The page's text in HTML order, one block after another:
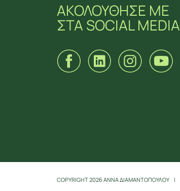
ΑΚΟΛΟΥΘΗΣΕ ΜΕ
ΣΤΑ SOCIAL MEDIA
COPYRIGHT 2026 ΑΝΝΑ ΔΙΑΜΑΝΤΟΠΟΥΛΟΥ